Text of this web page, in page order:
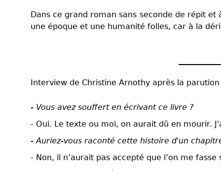
Dans ce grand roman sans seconde de répit
une époque et une humanité folles, car à la
Interview de Christine Arnothy après la
- Vous avez souffert en écrivant ce livre ?
- Oui. Le texte ou moi, on aurait dû en mourir.
- Auriez-vous raconté cette histoire d'un
- Non, il n’aurait pas accepté que l’on me